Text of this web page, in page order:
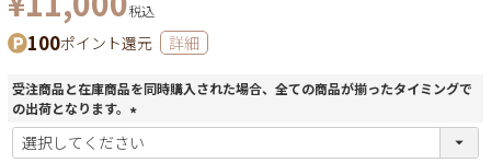
税込
100ポイント還元 詳細
受注商品と在庫商品を同時購入された場合、全ての商品が揃ったタイミングで
の出荷となります。
(
必